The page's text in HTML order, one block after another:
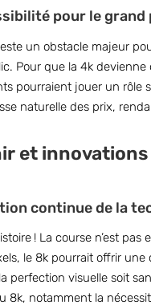
pour le grand
un obstacle majeur
Pour que la 4k
pourraient jouer un rôle
naturelle des prix,
et
continue de la
! La course n’est
le 8k pourrait offrir
perfection visuelle soit
8k, notamment la